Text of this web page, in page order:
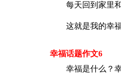
每天回到家里
这就是我的幸
幸福话题作文6
幸福是什么？